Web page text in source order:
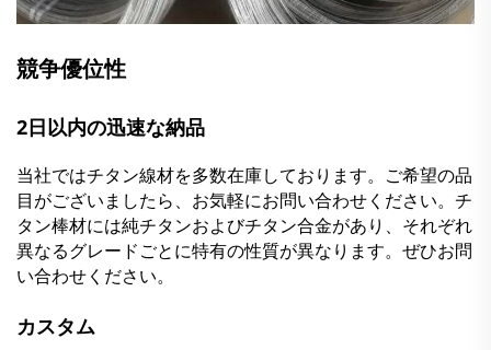
競争優位性
2日以内の迅速な納品
当社ではチタン線材を多数在庫しております。ご希望の品
目がございましたら、お気軽にお問い合わせください。チ
タン棒材には純チタンおよびチタン合金があり、それぞれ
異なるグレードごとに特有の性質が異なります。ぜひお問
い合わせください。
カスタム